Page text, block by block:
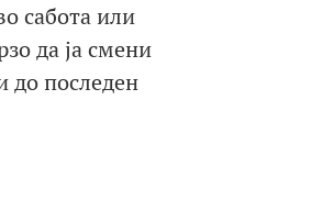
сабота или
да ја смени
до последен